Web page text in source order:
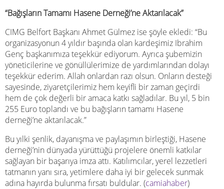
“Bağışların Tamamı Hasene Derneği’ne Aktarılacak”
CIMG Belfort Başkanı Ahmet Gülmez ise şöyle ekledi: “Bu
organizasyonun 4 yıldır başında olan kardeşimiz Ibrahim
Genç başkanımıza teşekkür ediyorum. Ayrıca şubemizin
yöneticilerine ve gönüllülerimize de yardımlarından dolayı
teşekkür ederim. Allah onlardan razı olsun. Onların desteği
sayesinde, ziyaretçilerimiz hem keyifli bir zaman geçirdi
hem de çok değerli bir amaca katkı sağladılar. Bu yıl, 5 bin
255 Euro toplandı ve bu bağışların tamamı Hasene
derneği’ne aktarılacak.”
Bu yılki şenlik, dayanışma ve paylaşımın birleştiği, Hasene
derneği’nin dünyada yürüttüğü projelere önemli katkılar
sağlayan bir başarıya imza attı. Katılımcılar, yerel lezzetleri
tatmanın yanı sıra, yetimlere daha iyi bir gelecek sunmak
adına hayırda bulunma fırsatı buldular. (camiahaber)